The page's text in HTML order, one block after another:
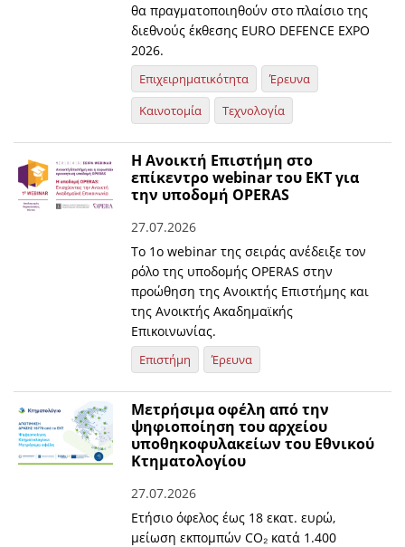
θα πραγματοποιηθούν στο πλαίσιο της
διεθνούς έκθεσης EURO DEFENCE EXPO
2026.
Επιχειρηματικότητα
Έρευνα
Καινοτομία
Τεχνολογία
Η Ανοικτή Επιστήμη στο
επίκεντρο webinar του ΕΚΤ για
την υποδομή OPERAS
27.07.2026
Το 1ο webinar της σειράς ανέδειξε τον
ρόλο της υποδομής OPERAS στην
προώθηση της Ανοικτής Επιστήμης και
της Ανοικτής Ακαδημαϊκής
Επικοινωνίας.
Επιστήμη Έρευνα
Μετρήσιμα οφέλη από την
ψηφιοποίηση του αρχείου
υποθηκοφυλακείων του Εθνικού
Κτηματολογίου
27.07.2026
Ετήσιο όφελος έως 18 εκατ. ευρώ,
μείωση εκπομπών CO₂ κατά 1.400